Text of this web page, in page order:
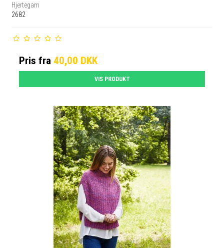
Hjertegarn
2682
Pris fra 40,00 DKK
VIS PRODUKT